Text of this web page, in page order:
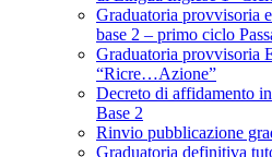
Graduatoria provvisoria
base 2 – primo ciclo
Graduatoria provvisoria
“Ricre…Azione”
Decreto di affidamento
Base 2
Rinvio pubblicazione
Graduatoria definitiva